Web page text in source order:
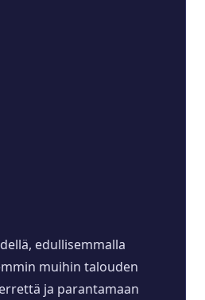
edullisemmalla
muihin talouden
ja parantamaan